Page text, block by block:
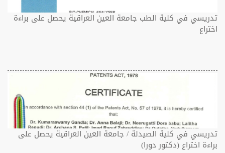
تدريسي في كلية الطب جامعة العين العراقية يحصل على براءة
اختراع
تدريسي في كلية الصيدلة / جامعة العين العراقية يحصل على
براءة اختراع (دكتور دورا)